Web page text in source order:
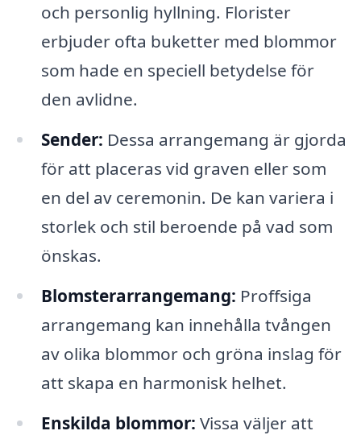
och personlig hyllning. Florister
erbjuder ofta buketter med blommor
som hade en speciell betydelse för
den avlidne.
Sender: Dessa arrangemang är gjorda
för att placeras vid graven eller som
en del av ceremonin. De kan variera i
storlek och stil beroende på vad som
önskas.
Blomsterarrangemang: Proffsiga
arrangemang kan innehålla tvången
av olika blommor och gröna inslag för
att skapa en harmonisk helhet.
Enskilda blommor: Vissa väljer att